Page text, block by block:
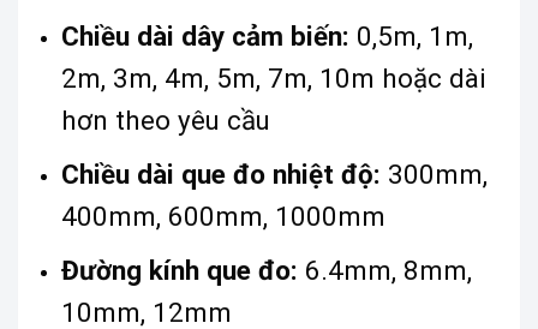
Chiều dài dây cảm biến: 0,5m, 1m,
2m, 3m, 4m, 5m, 7m, 10m hoặc dài
hơn theo yêu cầu
Chiều dài que đo nhiệt độ: 300mm,
400mm, 600mm, 1000mm
Đường kính que đo: 6.4mm, 8mm,
10mm, 12mm